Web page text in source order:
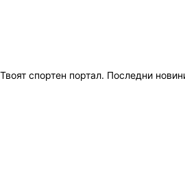
Твоят спортен портал. Последни